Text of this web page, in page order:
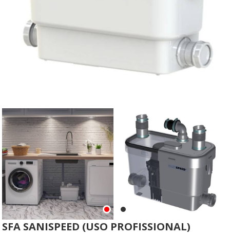
SFA SANISPEED (USO PROFISSIONAL)